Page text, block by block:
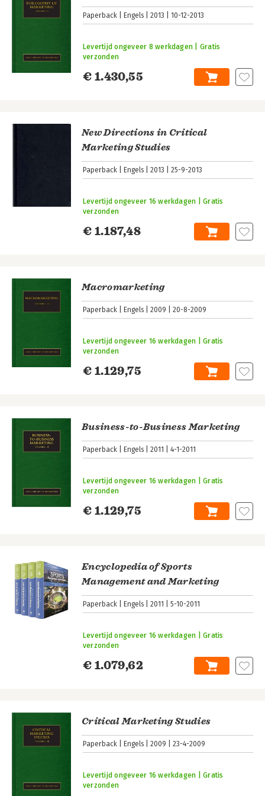
Paperback Engels 2013 10-12-2013
€ 1.430,55
Levertijd ongeveer 8 werkdagen | Gratis
verzonden
New Directions in Critical
Marketing Studies
Paperback Engels 2013 25-9-2013
€ 1.187,48
Levertijd ongeveer 16 werkdagen | Gratis
verzonden
Macromarketing
Paperback Engels 2009 20-8-2009
€ 1.129,75
Levertijd ongeveer 16 werkdagen | Gratis
verzonden
Business-to-Business Marketing
Paperback Engels 2011 4-1-2011
€ 1.129,75
Levertijd ongeveer 16 werkdagen | Gratis
verzonden
Encyclopedia of Sports
Management and Marketing
Paperback Engels 2011 5-10-2011
€ 1.079,62
Levertijd ongeveer 16 werkdagen | Gratis
verzonden
Critical Marketing Studies
Paperback Engels 2009 23-4-2009
Levertijd ongeveer 16 werkdagen | Gratis
verzonden